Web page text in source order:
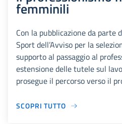
femminili
Con la pubblicazione da parte
Sport dell’Avviso per la
supporto al passaggio al
estensione delle tutele sul
prosegue il percorso verso il
SCOPRI TUTTO